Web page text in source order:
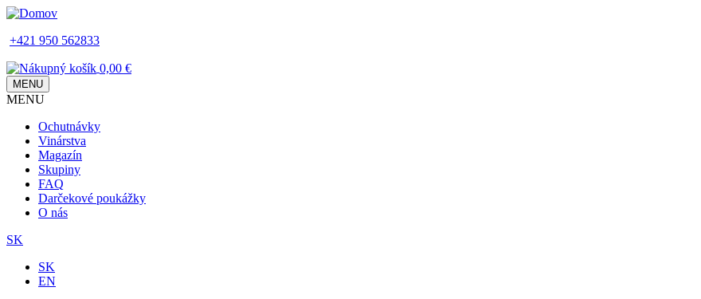
Skip
main
+421 950 562833
0,00 €
MENU
navigation
MENU
Ochutnávky
Vinárstva
Magazín
Skupiny
FAQ
Darčekové poukážky
O nás
SK
SK
EN